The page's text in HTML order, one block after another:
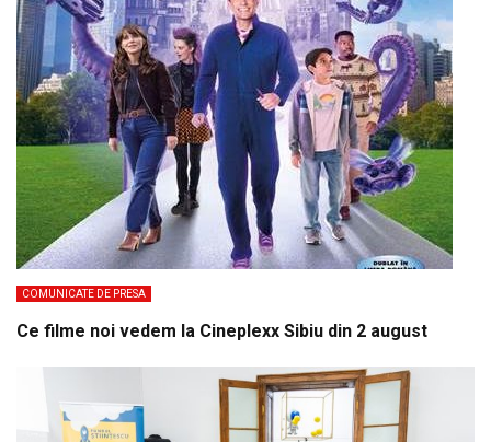
COMUNICATE DE PRESA
Ce filme noi vedem la Cineplexx Sibiu din 2 august